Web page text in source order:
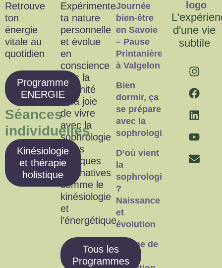
d'une vie
subtile
Journée
bien-être
en Savoie
– Pause
Printanière
à Valgelon
Bien
dormir, ça
se prépare
avec la
sophrologie
D’où vient
la
sophrologie
?
Naissance
et
évolution
Estime de
Expérimente
ta nature
personnelle
et évolue
en
conscience
vers la
sérénité
et la joie
de vivre
avec la
sophrologie
et les
pratiques
alternatives
comme le
kinésiologie
et
l’énergétique
Tous les
Programmes
Retrouve
ton
énergie
vitale au
quotidien
Programme
ENERGIE
Séances
individuelles
Kinésiologie
et thérapie
holistique